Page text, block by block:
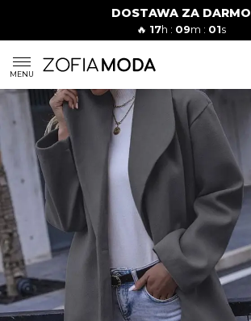
DOSTAWA ZA DARMO
🔥 17h : 09m : 00s
MENU
SUKIENKI
KOMPLETY
JEANSY
SZORTY
MODA PLAŻOWA